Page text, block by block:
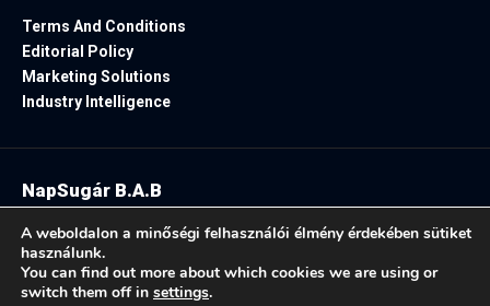
Terms And Conditions
Editorial Policy
Marketing Solutions
Industry Intelligence
Follow US:
NapSugár B.A.B
A weboldalon a minőségi felhasználói élmény érdekében sütiket
használunk.
You can find out more about which cookies we are using or
switch them off in settings.